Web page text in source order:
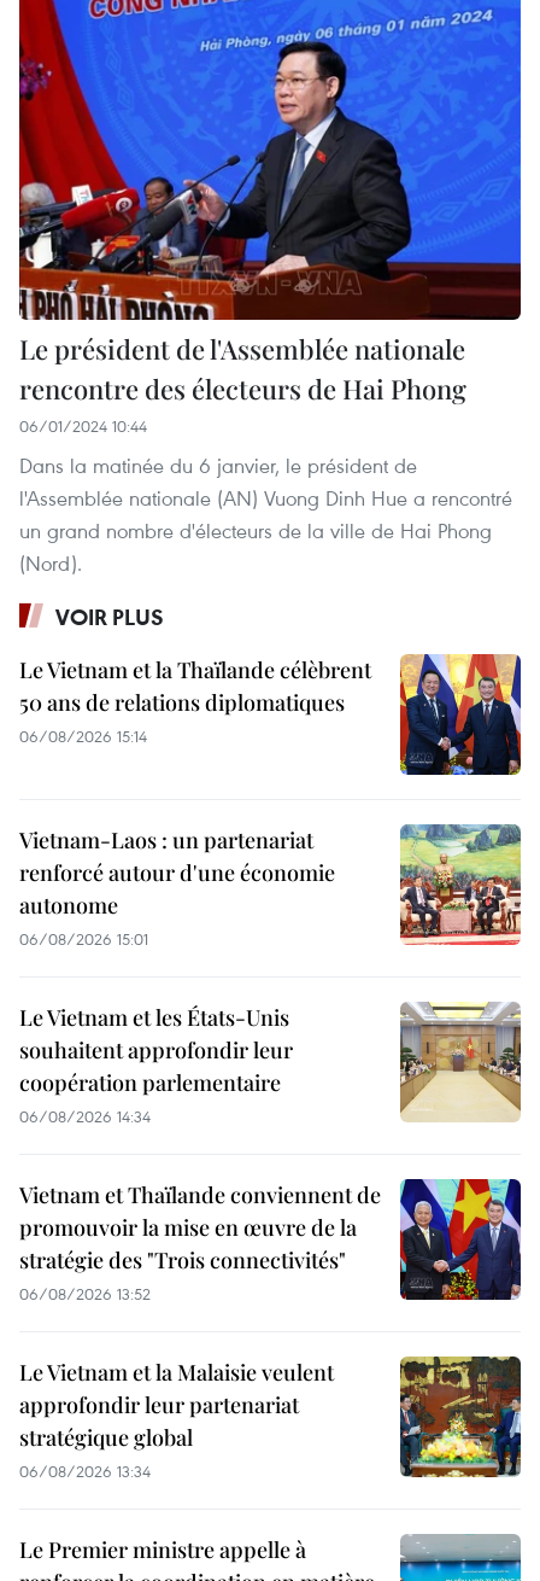
Le président de l'Assemblée nationale
rencontre des électeurs de Hai Phong
06/01/2024 10:44
Dans la matinée du 6 janvier, le président de
l'Assemblée nationale (AN) Vuong Dinh Hue a rencontré
un grand nombre d'électeurs de la ville de Hai Phong
(Nord).
VOIR PLUS
Le Vietnam et la Thaïlande célèbrent
50 ans de relations diplomatiques
06/08/2026 15:14
Vietnam-Laos : un partenariat
renforcé autour d'une économie
autonome
06/08/2026 15:01
Le Vietnam et les États-Unis
souhaitent approfondir leur
coopération parlementaire
06/08/2026 14:34
Vietnam et Thaïlande conviennent de
promouvoir la mise en œuvre de la
stratégie des "Trois connectivités"
06/08/2026 13:52
Le Vietnam et la Malaisie veulent
approfondir leur partenariat
stratégique global
06/08/2026 13:34
Le Premier ministre appelle à